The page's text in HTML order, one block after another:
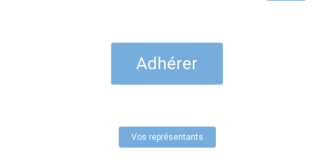
Adhérer
Vos représentants